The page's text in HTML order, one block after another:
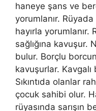
haneye şans ve
yorumlanır.
hayırla yorumlanır.
sağlığına kavuşur.
bulur. Borçlu
kavuşurlar. Kavgalı
Sıkıntıda olanlar
çocuk sahibi olur.
rüyasında sarışın